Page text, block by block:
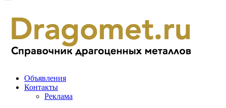
Объявления
Контакты
Реклама